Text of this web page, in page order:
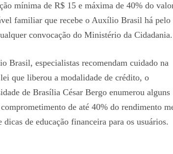
mínima de R$ 15 e máxima de 40% do
familiar que recebe o Auxílio Brasil há pelo
convocação do Ministério da Cidadania.
Brasil, especialistas recomendam cuidado na
que liberou a modalidade de crédito, o
de Brasília César Bergo enumerou alguns
de até 40% do rendimento
de educação financeira para os usuários.